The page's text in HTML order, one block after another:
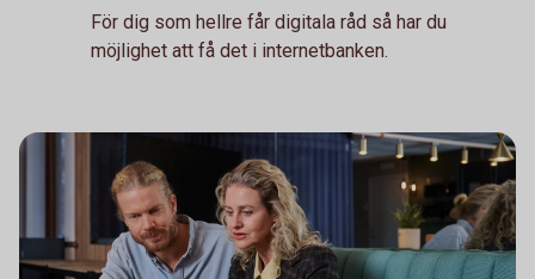
För dig som hellre får digitala råd så har du
möjlighet att få det i internetbanken.